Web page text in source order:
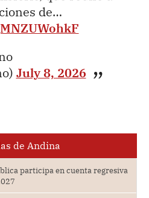
de…
July 8, 2026
de Andina
participa en cuenta regresiva